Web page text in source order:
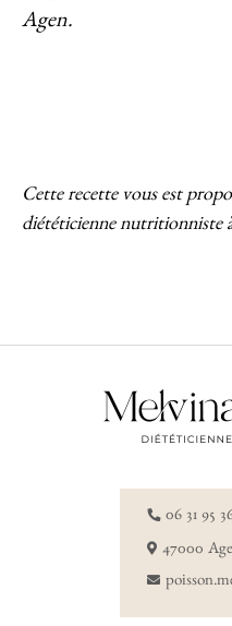
Agen.
Cette recette vous est
diététicienne nutritionniste
06 31 95
47000